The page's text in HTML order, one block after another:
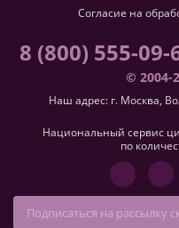
Согласие на
8 (800) 555-09-
© 2004-
Наш адрес: г. Москва,
Национальный сервис
по